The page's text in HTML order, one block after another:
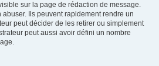
sur la page de rédaction de message.
abuser. Ils peuvent rapidement rendre un
peut décider de les retirer ou simplement
peut aussi avoir défini un nombre